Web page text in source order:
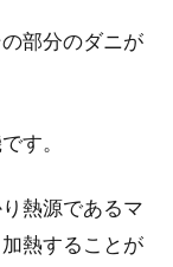
部分のダニが
す。
熱源であるマ
熱することが